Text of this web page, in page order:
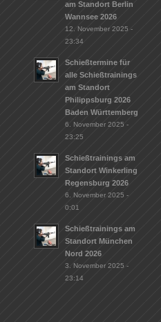
am Standort Berlin
Wannsee 2026
12. November 2025 -
23:34
Schießtermine für
alle Schießtrainings
am Standort
Philippsburg 2026
Baden Württemberg
6. November 2025 -
23:25
Schießtrainings am
Standort Winkerling
Regensburg 2026
6. November 2025 -
0:01
Schießtrainings am
Standort München
Nord 2026
3. November 2025 -
23:14